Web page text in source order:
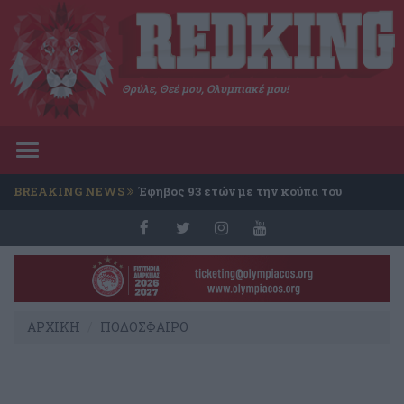
Θρύλε, Θεέ μου, Ολυμπιακέ μου!
Toggle
BREAKING NEWS Έφηβος 93 ετών με την κούπα του
ΑΡΧΙΚΗ ΠΟΔΟΣΦΑΙΡΟ